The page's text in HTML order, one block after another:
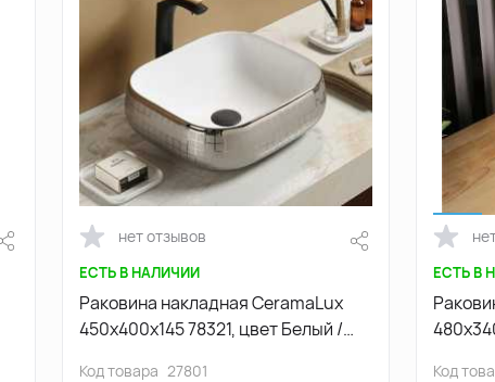
нет отзывов
ЕСТЬ В НАЛИЧИИ
Раковина накладная CeramaLux
450х400х145 78321, цвет Белый /
Код товара 27801
ЕСТЬ В
Код